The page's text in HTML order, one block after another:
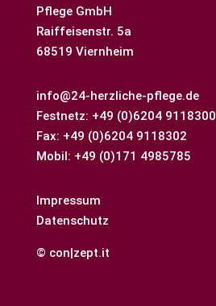
Pflege GmbH
Raiffeisenstr. 5a
68519 Viernheim
info@24-herzliche-pflege.de
Festnetz: +49 (0)6204 9118300
Fax: +49 (0)6204 9118302
Mobil: +49 (0)171 4985785
Impressum
Datenschutz
© con|zept.it